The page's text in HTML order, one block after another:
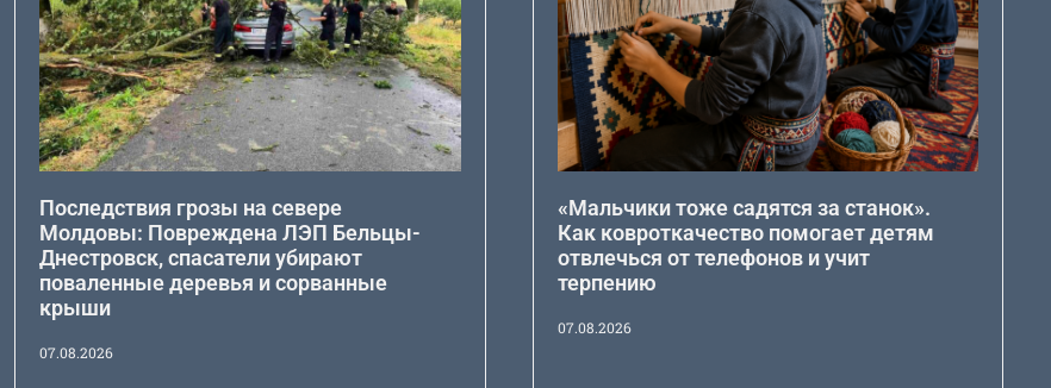
Последствия грозы на севере
Молдовы: Повреждена ЛЭП Бельцы-
Днестровск, спасатели убирают
поваленные деревья и сорванные
крыши
07.08.2026
«Мальчики тоже садятся за станок».
Как ковроткачество помогает детям
отвлечься от телефонов и учит
терпению
07.08.2026